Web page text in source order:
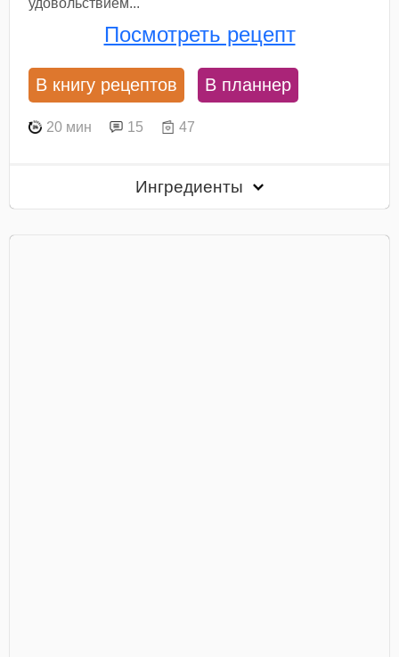
Посмотреть рецепт
В книгу рецептов В планнер
20 мин 15 47
Ингредиенты